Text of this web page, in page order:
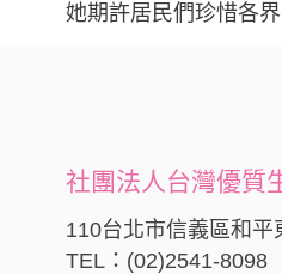
她期許居民們珍惜各
社團法人台灣優質
110台北市信義區和平
TEL：(02)2541-8098